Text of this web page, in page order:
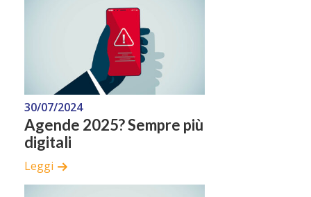
30/07/2024
Agende 2025? Sempre più
digitali
Leggi